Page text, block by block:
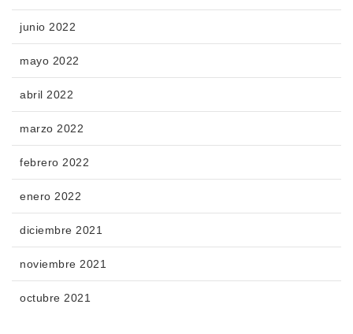
junio 2022
mayo 2022
abril 2022
marzo 2022
febrero 2022
enero 2022
diciembre 2021
noviembre 2021
octubre 2021